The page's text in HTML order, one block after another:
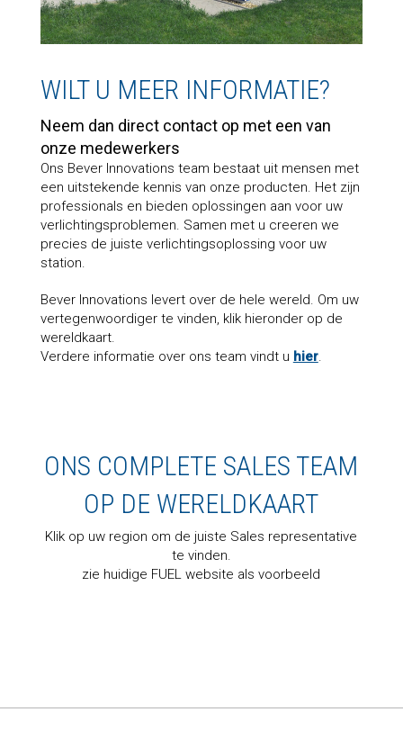
WILT U MEER INFORMATIE?
Neem dan direct contact op met een van
onze medewerkers
Ons Bever Innovations team bestaat uit mensen met
een uitstekende kennis van onze producten. Het zijn
professionals en bieden oplossingen aan voor uw
verlichtingsproblemen. Samen met u creeren we
precies de juiste verlichtingsoplossing voor uw
station.
Bever Innovations levert over de hele wereld. Om uw
vertegenwoordiger te vinden, klik hieronder op de
wereldkaart.
Verdere informatie over ons team vindt u hier.
ONS COMPLETE SALES TEAM
OP DE WERELDKAART
Klik op uw region om de juiste Sales representative
te vinden.
zie huidige FUEL website als voorbeeld